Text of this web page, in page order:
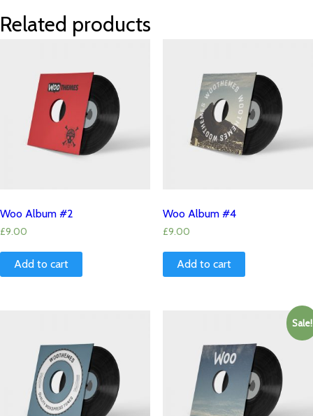
Related products
Woo Album #2
£9.00
Add to cart
Woo Album #4
£9.00
Add to cart
Sale!